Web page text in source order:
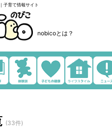
子育て情報サイト
nobicoとは？
(33件)